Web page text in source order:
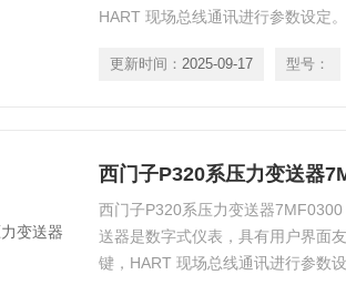
HART 现场总线通讯进行参数设定
更新时间： 2025-09-17 型号：
西门子P320系压力变送器
西门子P320系压力变送器
送器是数字式仪表，具有用户界面
键，HART 现场总线通讯进行参数